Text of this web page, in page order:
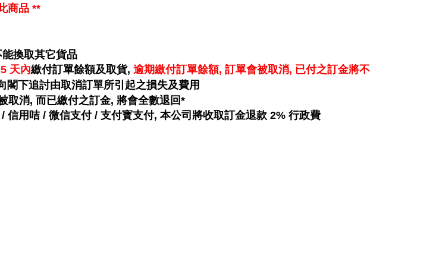
商品 **
換取其它貨品
5 天內繳付訂單餘額及取貨, 逾期繳付訂單餘額, 訂單會被取消, 已付之訂金將不
閣下追討由取消訂單所引起之損失及費用
取消, 而已繳付之訂金, 將會全數退回*
信用咭 / 微信支付 / 支付寳支付, 本公司將收取訂金退款 2% 行政費